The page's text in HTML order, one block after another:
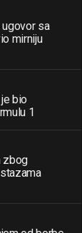
ugovor sa
mirniju
bio
1
zbog